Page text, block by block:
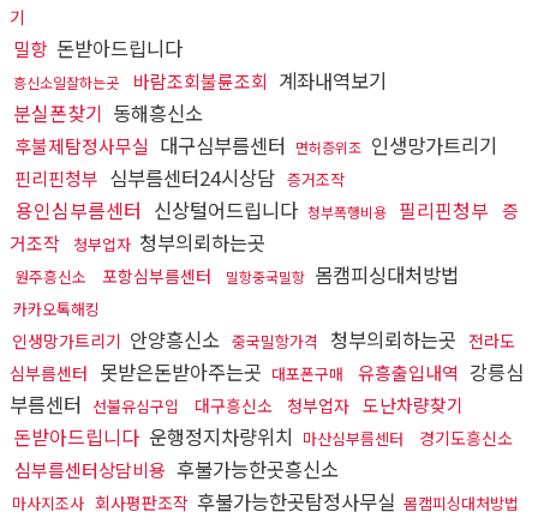
기
밀항 돈받아드립니다
흥신소일잘하는곳 바람조회불륜조회 계좌내역보기
분실폰찾기 동해흥신소
후불제탐정사무실 대구심부름센터 면허증위조 인생망가트리기
핀리핀청부 심부름센터24시상담 증거조작
용인심부름센터 신상털어드립니다 청부폭행비용 필리핀청부 증
거조작
청부업자 청부의뢰하는곳
원주흥신소 포항심부름센터 밀항중국밀항 몸캠피싱대처방법
카카오톡해킹
인생망가트리기 안양흥신소 중국밀항가격 청부의뢰하는곳 전라도
심부름센터 못받은돈받아주는곳 대포폰구매 유흥출입내역 강릉심
부름센터 선불유심구입 대구흥신소 청부업자 도난차량찾기
돈받아드립니다 운행정지차량위치 마산심부름센터 경기도흥신소
심부름센터상담비용 후불가능한곳흥신소
마사지조사 회사평판조작 후불가능한곳탐정사무실 몸캠피싱대처방법